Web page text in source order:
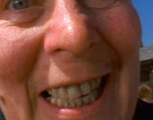
2
2
à
7
:
1
-
M
i
s
à